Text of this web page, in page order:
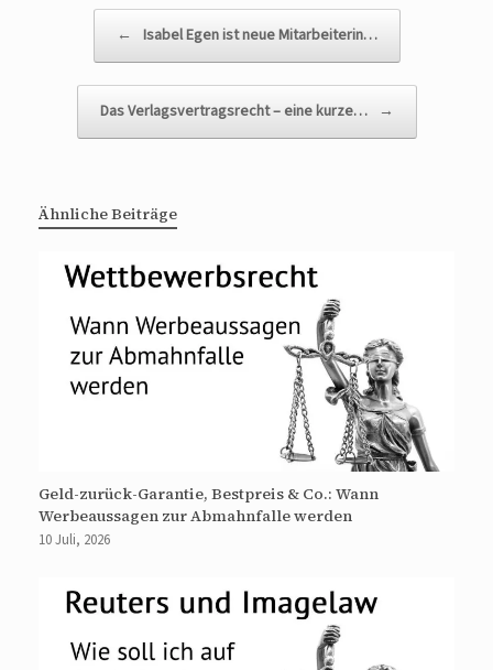
← Isabel Egen ist neue Mitarbeiterin…
Das Verlagsvertragsrecht – eine kurze… →
Ähnliche Beiträge
Geld-zurück-Garantie, Bestpreis & Co.: Wann
Werbeaussagen zur Abmahnfalle werden
10 Juli, 2026